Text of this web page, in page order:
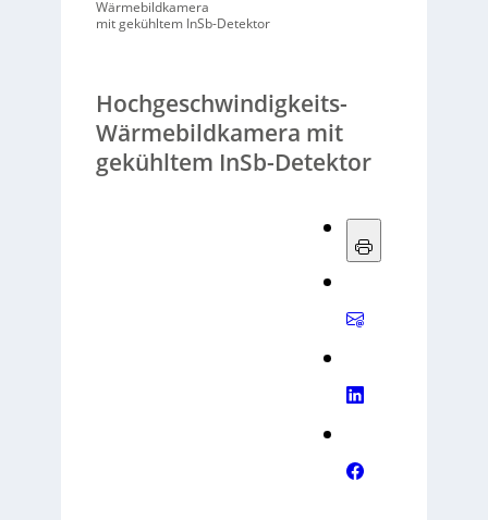
Wärmebildkamera
mit gekühltem InSb-Detektor
Hochgeschwindigkeits-
Wärmebildkamera mit
gekühltem InSb-Detektor